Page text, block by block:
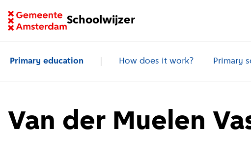
Schoolwijzer
Go to homepage of School Finder
Primary education How does it work? Primary
Van der Muelen